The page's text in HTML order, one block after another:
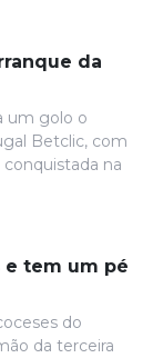
da
um golo o
Betclic, com
na
e tem um pé
do
da terceira